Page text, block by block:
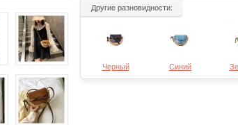
Другие разновидности:
Черный Синий